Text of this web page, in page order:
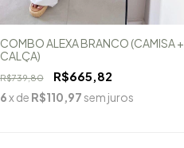
COMBO ALEXA BRANCO (CAMISA +
CALÇA)
R$739,80 R$665,82
6x de R$110,97 sem juros